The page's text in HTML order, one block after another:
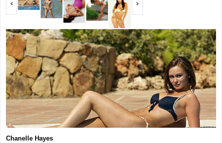
Chanelle Hayes